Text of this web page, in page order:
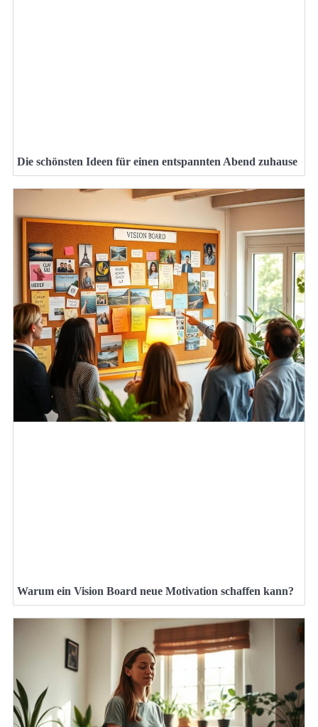
Die schönsten Ideen für einen entspannten Abend zuhause
Warum ein Vision Board neue Motivation schaffen kann?